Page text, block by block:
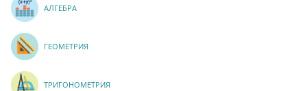
АЛГЕБРА
ГЕОМЕТРИЯ
ТРИГОНОМЕТРИЯ